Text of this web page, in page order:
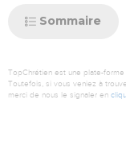
Sommaire
TopChrétien est une plate-
Toutefois, si vous veniez à
merci de nous le signaler en